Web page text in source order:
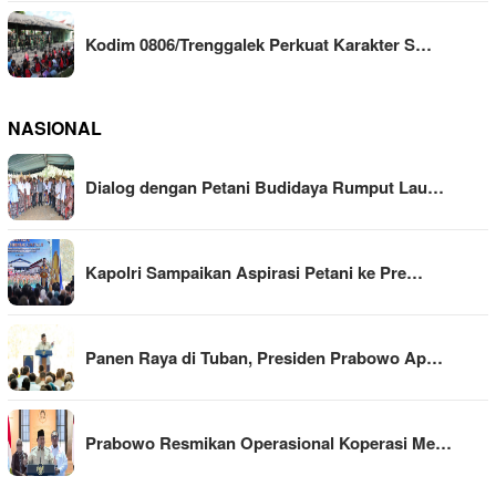
Kodim 0806/Trenggalek Perkuat Karakter S…
NASIONAL
Dialog dengan Petani Budidaya Rumput Lau…
Kapolri Sampaikan Aspirasi Petani ke Pre…
Panen Raya di Tuban, Presiden Prabowo Ap…
Prabowo Resmikan Operasional Koperasi Me…